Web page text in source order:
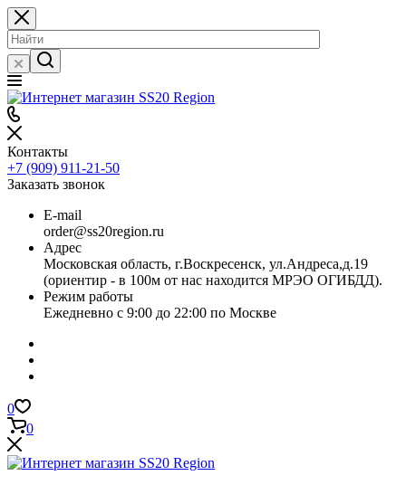
Контакты
+7 (909) 911-21-50
Заказать звонок
E-mail
order@ss20region.ru
Адрес
Московская область, г.Воскресенск, ул.Андреса,д.19
(ориентир - в 100м от нас находится МРЭО ОГИБДД).
Режим работы
Ежедневно с 9:00 до 22:00 по Москве
0
0